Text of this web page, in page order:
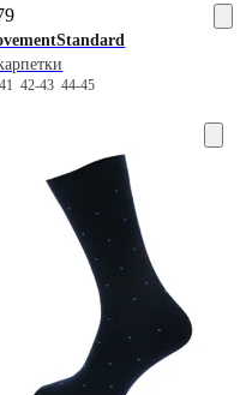
4142-4344-45